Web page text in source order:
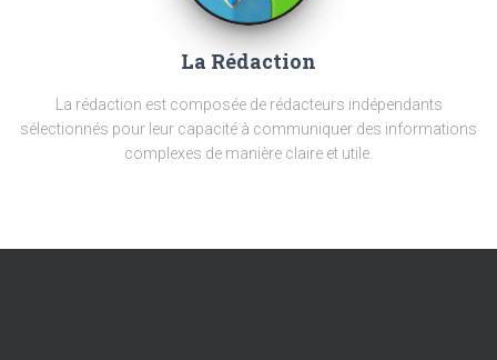
La Rédaction
La rédaction est composée de rédacteurs indépendants
sélectionnés pour leur capacité à communiquer des informations
complexes de manière claire et utile.